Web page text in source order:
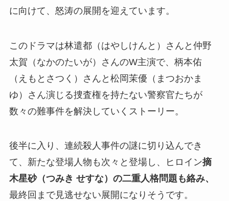
に向けて、怒涛の展開を迎えています。
このドラマは林遣都（はやしけんと）さんと仲野
太賀（なかのたいが）さんのW主演で、柄本佑
（えもとさつく）さんと松岡茉優（まつおかま
ゆ）さん演じる捜査権を持たない警察官たちが
数々の難事件を解決していくストーリー。
後半に入り、連続殺人事件の謎に切り込んでき
て、新たな登場人物も次々と登場し、ヒロイン摘
木星砂（つみき せすな）の二重人格問題も絡み、
最終回まで見逃せない展開になりそうです。